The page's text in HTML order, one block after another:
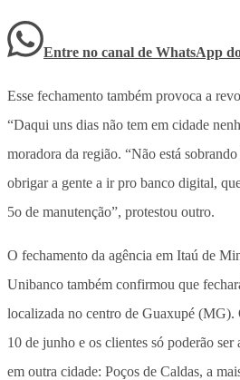
Entre no canal de WhatsApp
Esse fechamento também provoca a
“Daqui uns dias não tem em cidade
moradora da região. “Não está
obrigar a gente a ir pro banco digital,
5o de manutenção”, protestou outro.
O fechamento da agência em Itaú de
Unibanco também confirmou que
localizada no centro de Guaxupé (MG).
10 de junho e os clientes só poderão
em outra cidade: Poços de Caldas, a